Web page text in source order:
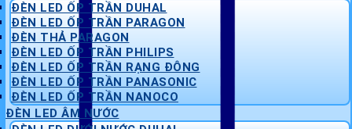
ĐÈN LED ỐP TRẦN DUHAL
ĐÈN LED ỐP TRẦN PARAGON
ĐÈN THẢ PARAGON
ĐÈN LED ỐP TRẦN PHILIPS
ĐÈN LED ỐP TRẦN RẠNG ĐÔNG
ĐÈN LED ỐP TRẦN PANASONIC
ĐÈN LED ỐP TRẦN NANOCO
ĐÈN LED ÂM NƯỚC